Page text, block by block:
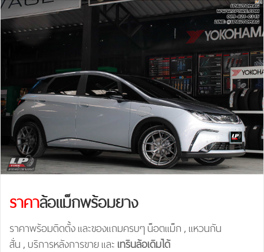
ราคาล้อแม็กพร้อมยาง
ราคาพร้อมติดตั้ง และของแถมครบๆ น็อตแม็ก , แหวนกัน
สั่น , บริการหลังการขาย และ เทรินล้อเดิมได้